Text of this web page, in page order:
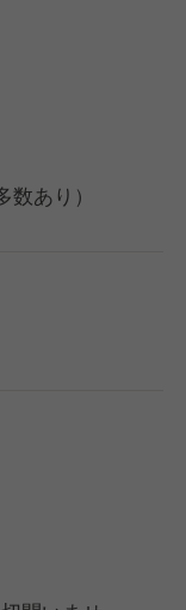
あり）